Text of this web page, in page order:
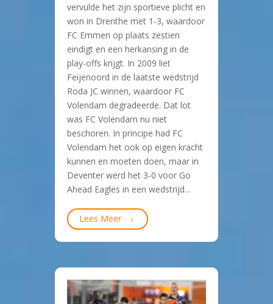
vervulde het zijn sportieve plicht en
won in Drenthe met 1-3, waardoor
FC Emmen op plaats zestien
eindigt en een herkansing in de
play-offs krijgt. In 2009 liet
Feijenoord in de laatste wedstrijd
Roda JC winnen, waardoor FC
Volendam degradeerde. Dat lot
was FC Volendam nu niet
beschoren. In principe had FC
Volendam het ook op eigen kracht
kunnen en moeten doen, maar in
Deventer werd het 3-0 voor Go
Ahead Eagles in een wedstrijd...
Lees Meer